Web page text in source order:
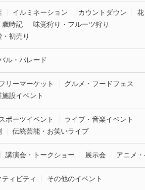
イルミネーション カウントダウン
歳時記
味覚狩り・フルーツ狩り
・初売り
ル・パレード
リーマーケット
グルメ・フードフェス
施設イベント
スポーツイベント
ライブ・音楽イベント
伝統芸能・お笑いライブ
講演会・トークショー 展示会 アニメ
ィビティ その他のイベント